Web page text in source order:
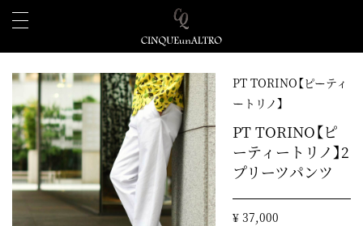
PT TORINO【ピーティ
ートリノ】
PT TORINO【ピ
ーティートリノ】2
プリーツパンツ
¥ 37,000